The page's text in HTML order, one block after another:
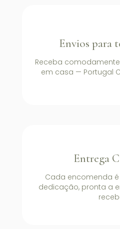
Envios para
Receba
em casa — Portugal
Entrega
Cada encomenda
dedicação, pronta a